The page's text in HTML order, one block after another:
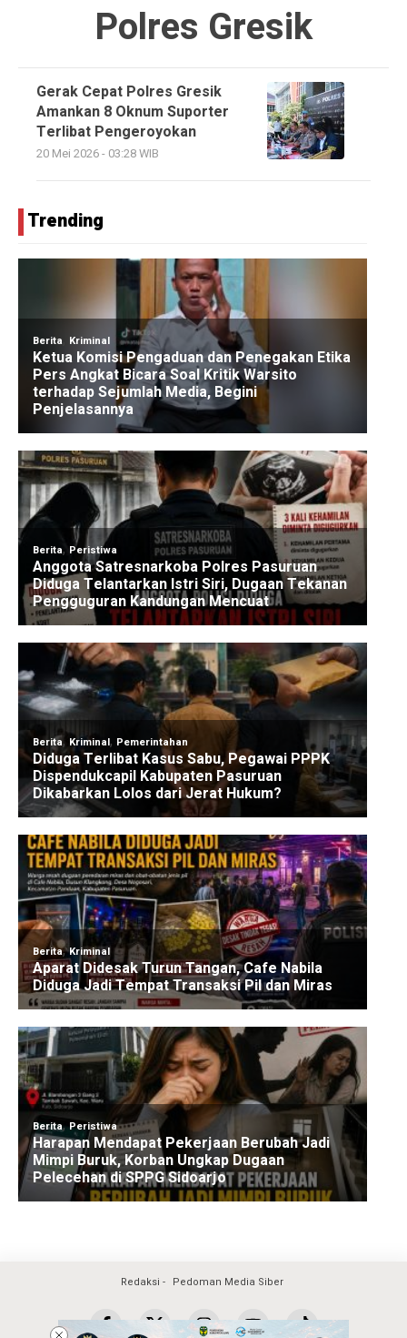
Polres Gresik
Gerak Cepat Polres Gresik
Amankan 8 Oknum Suporter
Terlibat Pengeroyokan
20 Mei 2026 - 03:28 WIB
Trending
Redaksi Pedoman Media Siber